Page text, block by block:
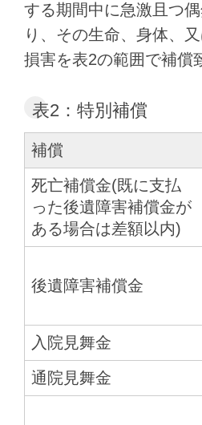
する期間中に急激且つ
り、その生命、身体、
損害を表2の範囲で補償
表2：特別補償
補償
死亡補償金(既に支払
った後遺障害補償金が
ある場合は差額以内)
後遺障害補償金
入院見舞金
通院見舞金